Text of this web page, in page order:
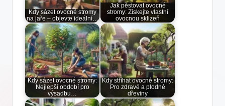
Kdy sázet ovocné stromy
na jaře – objevte ideální…
Jak pěstovat ovocné
stromy: Získejte vlastní
ovocnou sklizeň
Kdy sázet ovocné stromy:
Nejlepší období pro
výsadbu…
Kdy stříhat ovocné stromy:
Pro zdravé a plodné
dřeviny